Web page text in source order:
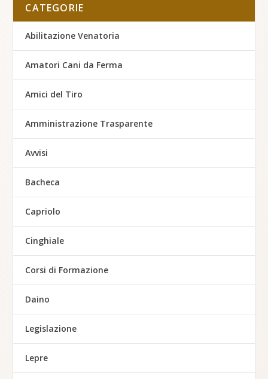
CATEGORIE
Abilitazione Venatoria
Amatori Cani da Ferma
Amici del Tiro
Amministrazione Trasparente
Avvisi
Bacheca
Capriolo
Cinghiale
Corsi di Formazione
Daino
Legislazione
Lepre